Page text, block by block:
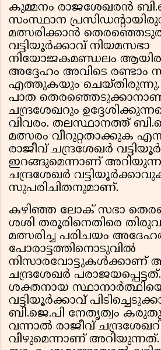
കുമ്മനം രാജശേഖരൻ
സംസ്ഥാന
മത്സരിക്കാൻ
വട്ടിയൂർക്കാവ് നിയമസഭാ
നിയോജകമണ്ഡലം
അദ്ദേഹം അവിടെ രണ്ടാം
എത്തുകയും ചെയ്തിരുന്നു.
പാത
ചന്ദ്രശേഖറും
വിവരം. തലസ്ഥാനത്ത്
മത്സരം വീറുറ്റതാക്കുക
രാജീവ് ചന്ദ്രശേഖർ
ഇറങ്ങുമെന്നാണ്
ചന്ദ്രശേഖർ
സുപരിചിതനുമാണ്.
കഴിഞ്ഞ ലോക് സഭാ
ശശി തരൂരിനെതിരെ
മത്സരിച്ച പരിചയം
പോരാട്ടത്തിനൊടുവിൽ
നിസാരവോട്ടുകൾക്കാണ്
ചന്ദ്രശേഖർ
ശക്തനായ
വട്ടിയൂർക്കാവ്
ബി.ജെ.പി നേതൃത്വം
വന്നാൽ രാജീവ്
വീഴുമെന്നാണ്